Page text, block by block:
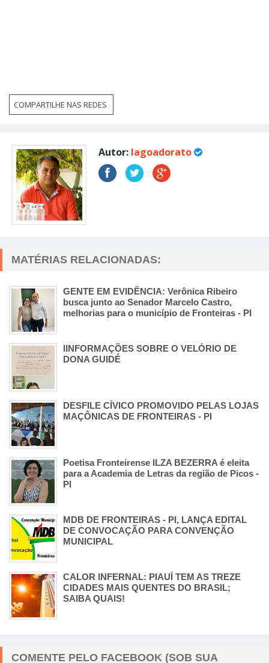
COMPARTILHE NAS REDES
Autor: lagoadorato
MATÉRIAS RELACIONADAS:
GENTE EM EVIDÊNCIA: Verônica Ribeiro
busca junto ao Senador Marcelo Castro,
melhorias para o município de Fronteiras - PI
IINFORMAÇÕES SOBRE O VELÓRIO DE
DONA GUIDÉ
DESFILE CÍVICO PROMOVIDO PELAS LOJAS
MAÇÔNICAS DE FRONTEIRAS - PI
Poetisa Fronteirense ILZA BEZERRA é eleita
para a Academia de Letras da região de Picos -
PI
MDB DE FRONTEIRAS - PI, LANÇA EDITAL
DE CONVOCAÇÃO PARA CONVENÇÃO
MUNICIPAL
CALOR INFERNAL: PIAUÍ TEM AS TREZE
CIDADES MAIS QUENTES DO BRASIL;
SAIBA QUAIS!
COMENTE PELO FACEBOOK (SOB SUA